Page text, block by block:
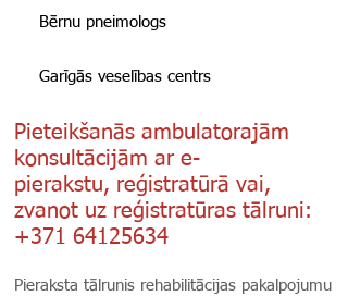
Bērnu pneimologs
Garīgās veselības centrs
Pieteikšanās ambulatorajām
konsultācijām ar e-
pierakstu, reģistratūrā vai,
zvanot uz reģistratūras tālruni:
+371 64125634
Pieraksta tālrunis rehabilitācijas pakalpojumu